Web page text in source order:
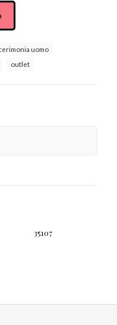
uomo
outlet
35107